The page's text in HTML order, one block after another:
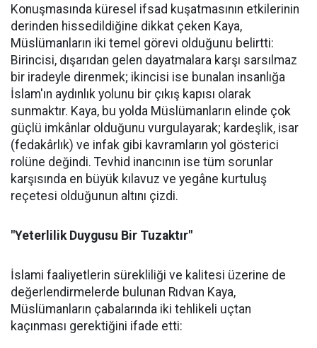
Konuşmasında küresel ifsad kuşatmasının etkilerinin
derinden hissedildiğine dikkat çeken Kaya,
Müslümanların iki temel görevi olduğunu belirtti:
Birincisi, dışarıdan gelen dayatmalara karşı sarsılmaz
bir iradeyle direnmek; ikincisi ise bunalan insanlığa
İslam'ın aydınlık yolunu bir çıkış kapısı olarak
sunmaktır. Kaya, bu yolda Müslümanların elinde çok
güçlü imkânlar olduğunu vurgulayarak; kardeşlik, isar
(fedakârlık) ve infak gibi kavramların yol gösterici
rolüne değindi. Tevhid inancının ise tüm sorunlar
karşısında en büyük kılavuz ve yegâne kurtuluş
reçetesi olduğunun altını çizdi.
"Yeterlilik Duygusu Bir Tuzaktır"
İslami faaliyetlerin sürekliliği ve kalitesi üzerine de
değerlendirmelerde bulunan Rıdvan Kaya,
Müslümanların çabalarında iki tehlikeli uçtan
kaçınması gerektiğini ifade etti: